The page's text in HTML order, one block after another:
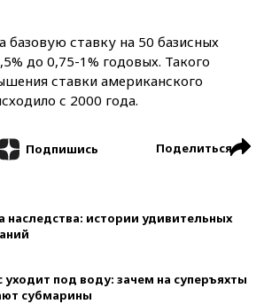
базовую ставку на 50 базисных
до 0,75-1% годовых. Такого
ставки американского
с 2000 года.
Подпишись Поделиться
наследства: истории удивительных
уходит под воду: зачем на суперъяхты
субмарины